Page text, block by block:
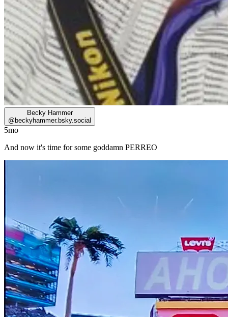
Becky Hammer
@ beckyhammer.bsky.social
5mo
And now it's time for some goddamn PERREO